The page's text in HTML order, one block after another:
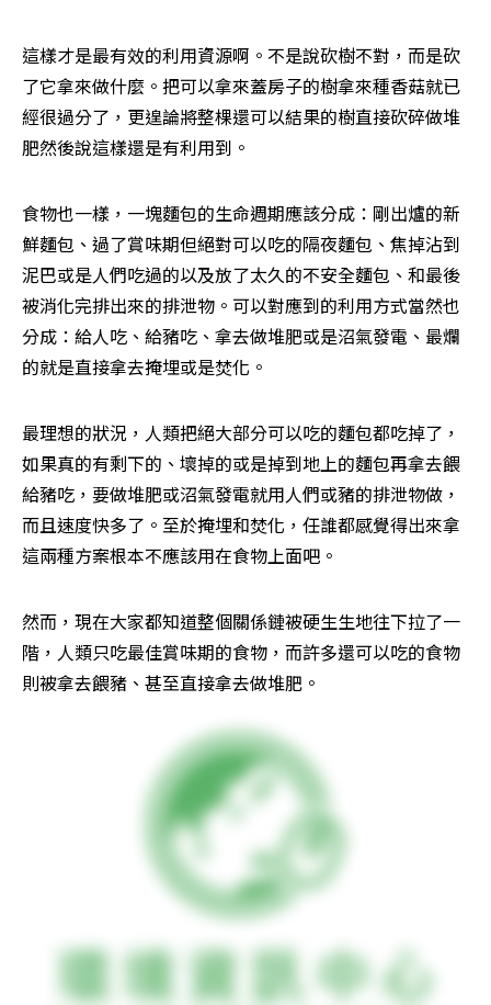
這樣才是最有效的利用資源啊。不是說砍樹不對，而是砍
了它拿來做什麼。把可以拿來蓋房子的樹拿來種香菇就已
經很過分了，更遑論將整棵還可以結果的樹直接砍碎做堆
肥然後說這樣還是有利用到。
食物也一樣，一塊麵包的生命週期應該分成：剛出爐的新
鮮麵包、過了賞味期但絕對可以吃的隔夜麵包、焦掉沾到
泥巴或是人們吃過的以及放了太久的不安全麵包、和最後
被消化完排出來的排泄物。可以對應到的利用方式當然也
分成：給人吃、給豬吃、拿去做堆肥或是沼氣發電、最爛
的就是直接拿去掩埋或是焚化。
最理想的狀況，人類把絕大部分可以吃的麵包都吃掉了，
如果真的有剩下的、壞掉的或是掉到地上的麵包再拿去餵
給豬吃，要做堆肥或沼氣發電就用人們或豬的排泄物做，
而且速度快多了。至於掩埋和焚化，任誰都感覺得出來拿
這兩種方案根本不應該用在食物上面吧。
然而，現在大家都知道整個關係鏈被硬生生地往下拉了一
階，人類只吃最佳賞味期的食物，而許多還可以吃的食物
則被拿去餵豬、甚至直接拿去做堆肥。